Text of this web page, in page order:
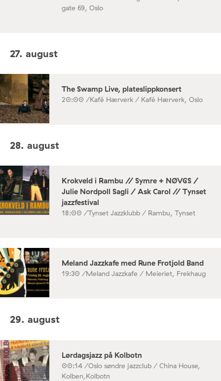
gate 69, Oslo
27. august
The Swamp Live, plateslippkonsert
20:00 /Kafé Hærverk / Kafé Hærverk, Oslo
28. august
Krokveld i Rambu // Symre + NØVGS /
Julie Nordpoll Sagli / Ask Carol // Tynset
jazzfestival
18:00 /Tynset Jazzklubb / Rambu, Tynset
Meland Jazzkafe med Rune Frotjold Band
19:30 /Meland Jazzkafe / Meieriet, Frekhaug
29. august
Lørdagsjazz på Kolbotn
00:14 /Oslo søndre jazzclub / China House,
Kolben,Kolbotn